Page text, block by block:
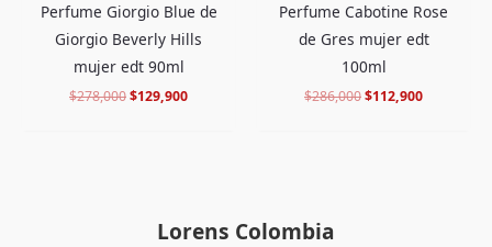
Perfume Giorgio Blue de
Giorgio Beverly Hills
mujer edt 90ml
$278,000$129,900
Perfume Cabotine Rose
de Gres mujer edt
100ml
$286,000$112,900
Lorens Colombia